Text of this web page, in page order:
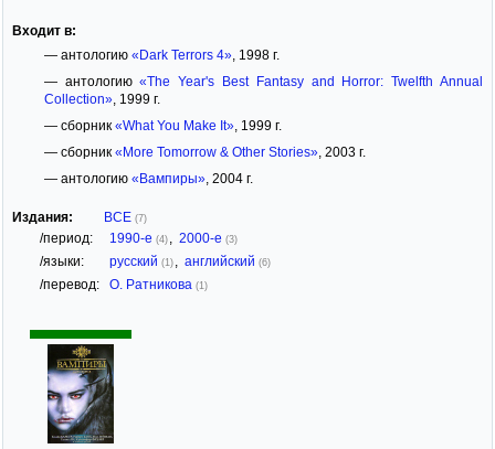
Входит в:
— антологию «Dark Terrors 4», 1998 г.
— антологию«The Year's Best Fantasy and Horror: Twelfth Annual
Collection», 1999 г.
— сборник «What You Make It», 1999 г.
— сборник «More Tomorrow & Other Stories», 2003 г.
— антологию «Вампиры», 2004 г.
Издания: ВСЕ (7)
/период: 1990-е (4) 2000-е (3)
/языки: русский (1) английский (6)
/перевод: О. Ратникова (1)